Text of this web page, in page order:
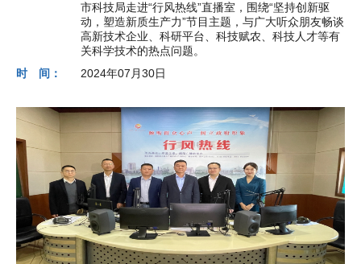
市科技局走进“行风热线”直播室，围绕“坚持创新驱
动，塑造新质生产力”节目主题，与广大听众朋友畅谈
高新技术企业、科研平台、科技赋农、科技人才等有
关科学技术的热点问题。
时 间：
2024年07月30日